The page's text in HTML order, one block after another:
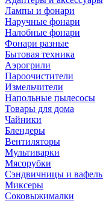
Лампы и фонари
Наручные фонари
Налобные фонари
Фонари разные
Бытовая техника
Аэрогрили
Пароочистители
Измельчители
Напольные пылесосы
Товары для дома
Чайники
Блендеры
Вентиляторы
Мультиварки
Мясорубки
Сэндвичницы и
Миксеры
Соковыжималки